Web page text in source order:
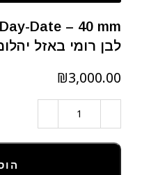
לבן רומי באזל
₪